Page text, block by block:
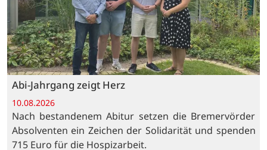
Abi-Jahrgang zeigt Herz
10.08.2026
Nach bestandenem Abitur setzen die Bremervörder
Absolventen ein Zeichen der Solidarität und spenden
715 Euro für die Hospizarbeit.